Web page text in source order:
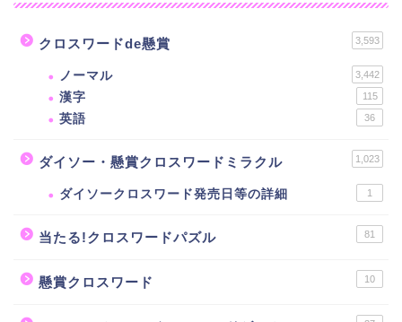
クロスワードde懸賞 3,593
ノーマル 3,442
漢字 115
英語 36
ダイソー・懸賞クロスワードミラクル 1,023
ダイソークロスワード発売日等の詳細 1
当たる!クロスワードパズル 81
懸賞クロスワード 10